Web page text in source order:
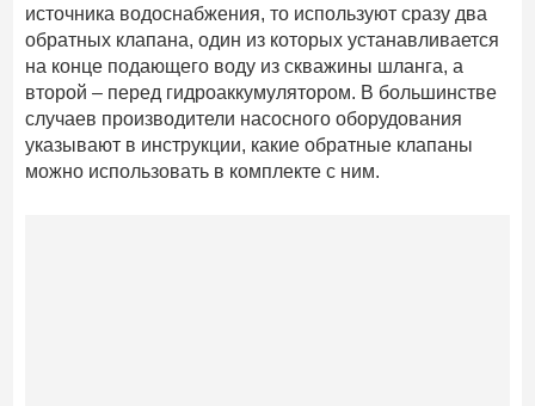
источника водоснабжения, то используют сразу два
обратных клапана, один из которых устанавливается
на конце подающего воду из скважины шланга, а
второй – перед гидроаккумулятором. В большинстве
случаев производители насосного оборудования
указывают в инструкции, какие обратные клапаны
можно использовать в комплекте с ним.